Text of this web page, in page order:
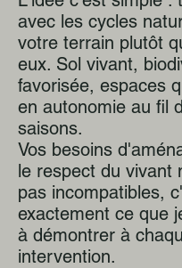
avec les cycles
votre terrain plutôt
eux. Sol vivant,
favorisée, espaces
en autonomie au fil
saisons.
Vos besoins
le respect du vivant
pas incompatibles,
exactement ce que
à démontrer à
intervention.